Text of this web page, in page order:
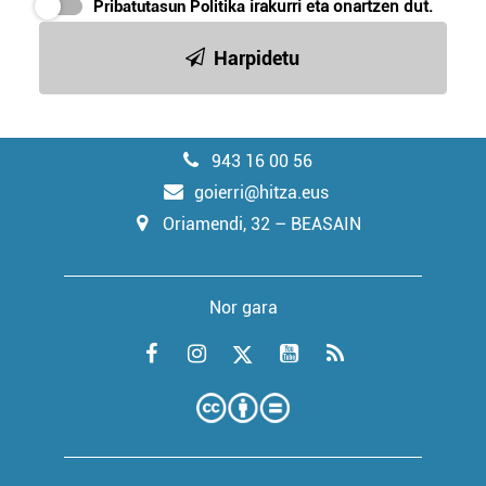
Pribatutasun Politika irakurri eta onartzen dut.
Harpidetu
943 16 00 56
goierri@hitza.eus
Oriamendi, 32 – BEASAIN
Nor gara